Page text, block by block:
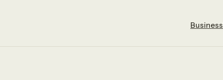
Business